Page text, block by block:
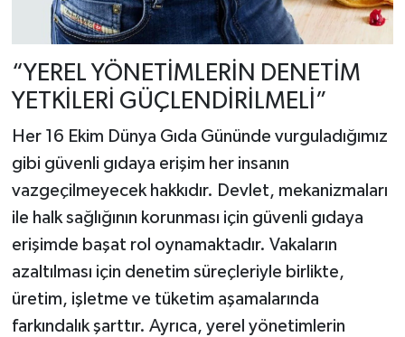
“YEREL YÖNETİMLERİN DENETİM
YETKİLERİ GÜÇLENDİRİLMELİ”
Her 16 Ekim Dünya Gıda Gününde vurguladığımız
gibi güvenli gıdaya erişim her insanın
vazgeçilmeyecek hakkıdır. Devlet, mekanizmaları
ile halk sağlığının korunması için güvenli gıdaya
erişimde başat rol oynamaktadır. Vakaların
azaltılması için denetim süreçleriyle birlikte,
üretim, işletme ve tüketim aşamalarında
farkındalık şarttır. Ayrıca, yerel yönetimlerin